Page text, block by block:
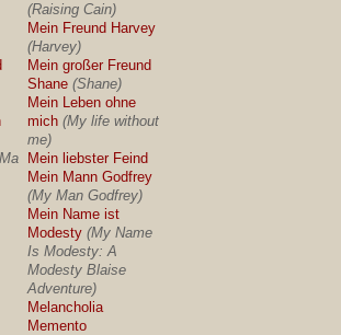
(Raising Cain)
Mein Freund Harvey
(Harvey)
Mein großer Freund
Shane (Shane)
Mein Leben ohne
mich (My life without
me)
Mein liebster Feind
Mein Mann Godfrey
(My Man Godfrey)
Mein Name ist
Modesty (My Name
Is Modesty: A
Modesty Blaise
Adventure)
Melancholia
Memento